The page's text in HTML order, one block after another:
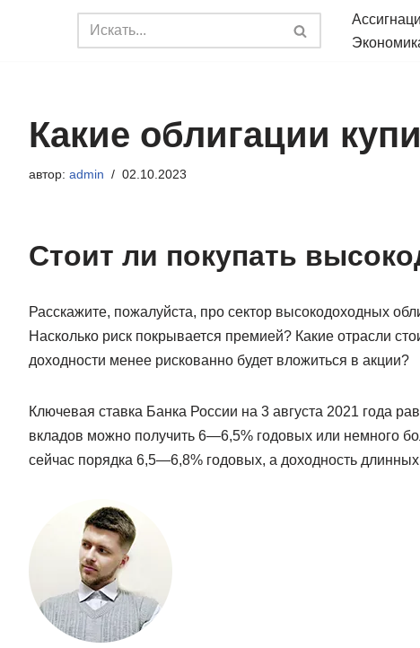
Какие облигации
автор: admin 02.10.2023
Стоит ли покупать
Расскажите, пожалуйста, про сектор высокодоходных
Насколько риск покрывается премией? Какие отрасли
доходности менее рискованно будет вложиться в акции?
Ключевая ставка Банка России на 3 августа 2021 года
вкладов можно получить 6—6,5% годовых или немного
сейчас порядка 6,5—6,8% годовых, а доходность